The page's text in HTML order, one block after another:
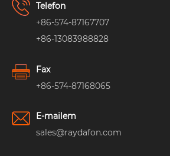
Telefon
+86-574-87167707
+86-13083988828
Fax
+86-574-87168065
E-mailem
sales@raydafon.com